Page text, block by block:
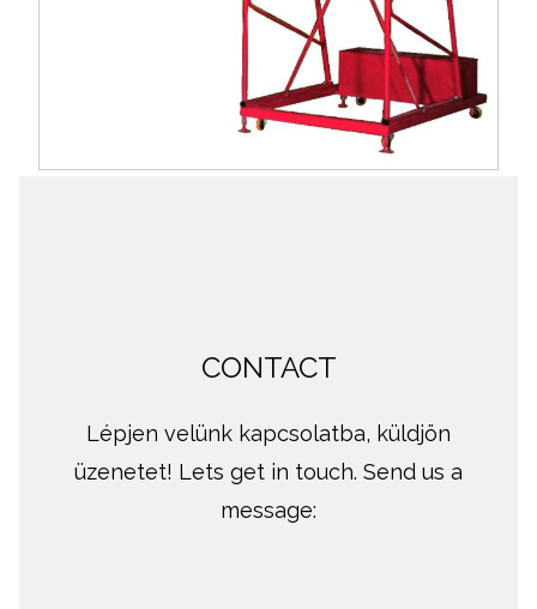
CONTACT
Lépjen velünk kapcsolatba, küldjön
üzenetet! Lets get in touch. Send us a
message: